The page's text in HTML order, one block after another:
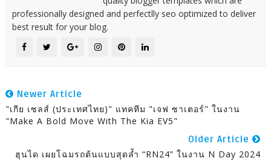
professionally designed and perfectlly seo optimized to deliver
best result for your blog.
Newer Article
"เกีย เซลส์ (ประเทศไทย)" แทคทีม "เจฟ ซาเตอร์" ในงาน
"Make A Bold Move With The Kia EV5"
Older Article
ฮุนได เผยโฉมรถต้นแบบสุดล้ำ “RN24” ในงาน N Day 2024